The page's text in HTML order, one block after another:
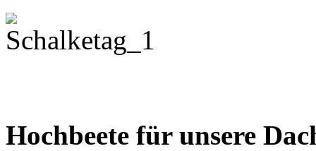
Hochbeete für unsere